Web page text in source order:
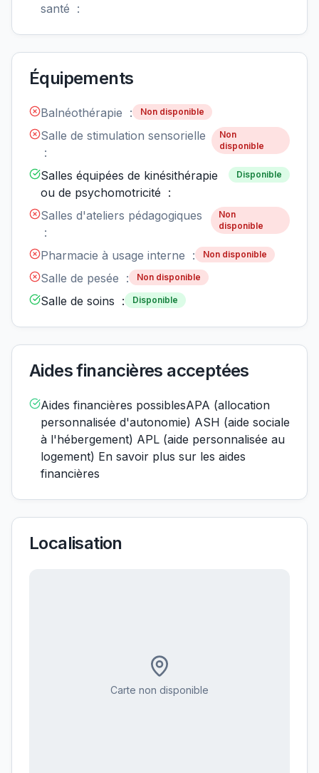
santé :
Équipements
Balnéothérapie : Non disponible
Salle de stimulation sensorielle
:
Non
disponible
Salles équipées de kinésithérapie
ou de psychomotricité :
Disponible
Salles d'ateliers pédagogiques
:
Non
disponible
Pharmacie à usage interne : Non disponible
Salle de pesée : Non disponible
Salle de soins : Disponible
Aides financières acceptées
Aides financières possiblesAPA (allocation
personnalisée d'autonomie) ASH (aide sociale
à l'hébergement) APL (aide personnalisée au
logement) En savoir plus sur les aides
financières
Localisation
Carte non disponible